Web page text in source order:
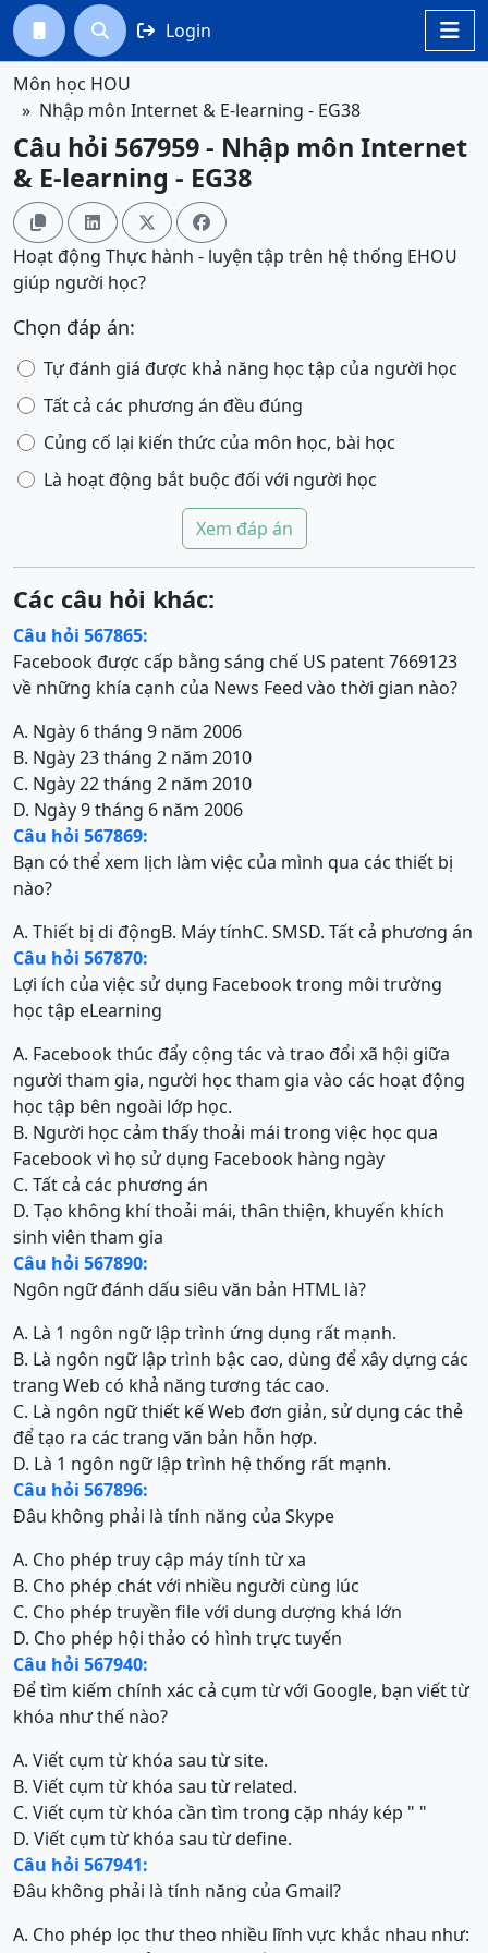

  Login
Môn học HOU
Nhập môn Internet & E-learning - EG38
Câu hỏi 567959 - Nhập môn Internet
& E-learning - EG38
   
Hoạt động Thực hành - luyện tập trên hệ thống EHOU
giúp người học?
Chọn đáp án:
Tự đánh giá được khả năng học tập của người học
Tất cả các phương án đều đúng
Củng cố lại kiến thức của môn học, bài học
Là hoạt động bắt buộc đối với người học
Xem đáp án
Các câu hỏi khác:
Câu hỏi 567865:
Facebook được cấp bằng sáng chế US patent 7669123
về những khía cạnh của News Feed vào thời gian nào?
A. Ngày 6 tháng 9 năm 2006
B. Ngày 23 tháng 2 năm 2010
C. Ngày 22 tháng 2 năm 2010
D. Ngày 9 tháng 6 năm 2006
Câu hỏi 567869:
Bạn có thể xem lịch làm việc của mình qua các thiết bị
nào?
A. Thiết bị di độngB. Máy tínhC. SMSD. Tất cả phương án
Câu hỏi 567870:
Lợi ích của việc sử dụng Facebook trong môi trường
học tập eLearning
A. Facebook thúc đẩy cộng tác và trao đổi xã hội giữa
người tham gia, người học tham gia vào các hoạt động
học tập bên ngoài lớp học.
B. Người học cảm thấy thoải mái trong việc học qua
Facebook vì họ sử dụng Facebook hàng ngày
C. Tất cả các phương án
D. Tạo không khí thoải mái, thân thiện, khuyến khích
sinh viên tham gia
Câu hỏi 567890:
Ngôn ngữ đánh dấu siêu văn bản HTML là?
A. Là 1 ngôn ngữ lập trình ứng dụng rất mạnh.
B. Là ngôn ngữ lập trình bậc cao, dùng để xây dựng các
trang Web có khả năng tương tác cao.
C. Là ngôn ngữ thiết kế Web đơn giản, sử dụng các thẻ
để tạo ra các trang văn bản hỗn hợp.
D. Là 1 ngôn ngữ lập trình hệ thống rất mạnh.
Câu hỏi 567896:
Đâu không phải là tính năng của Skype
A. Cho phép truy cập máy tính từ xa
B. Cho phép chát với nhiều người cùng lúc
C. Cho phép truyền file với dung dượng khá lớn
D. Cho phép hội thảo có hình trực tuyến
Câu hỏi 567940:
Để tìm kiếm chính xác cả cụm từ với Google, bạn viết từ
khóa như thế nào?
A. Viết cụm từ khóa sau từ site.
B. Viết cụm từ khóa sau từ related.
C. Viết cụm từ khóa cần tìm trong cặp nháy kép " "
D. Viết cụm từ khóa sau từ define.
Câu hỏi 567941:
Đâu không phải là tính năng của Gmail?
A. Cho phép lọc thư theo nhiều lĩnh vực khắc nhau như: